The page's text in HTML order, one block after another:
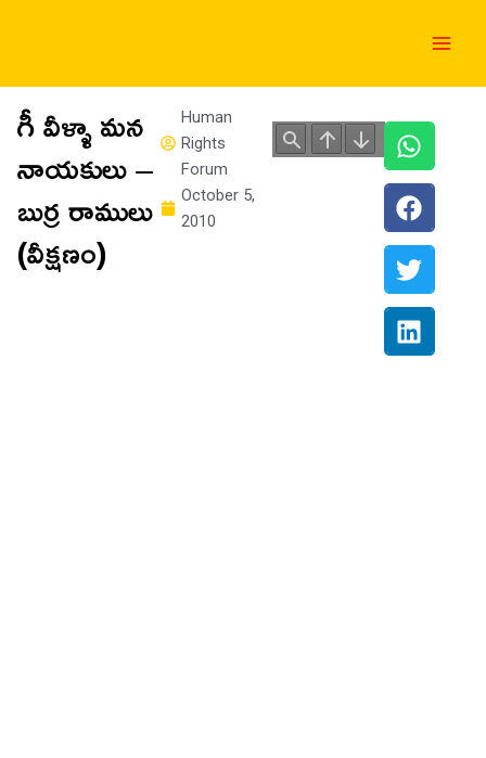
గీ వీళ్ళా మన
నాయకులు –
బుర్ర రాములు
(వీక్షణం)
Human
Rights
Forum
October 5,
2010